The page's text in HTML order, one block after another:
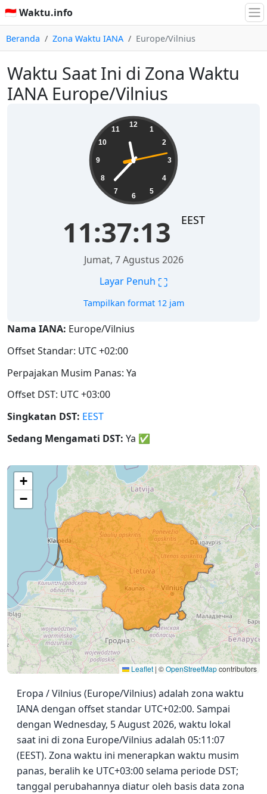
🇮🇩 Waktu.info
Beranda Zona Waktu IANA Europe/Vilnius
Waktu Saat Ini di Zona Waktu
IANA Europe/Vilnius
12
1
2
3
4
5
6
7
8
9
10
11
11:37:13 EEST
Jumat, 7 Agustus 2026
Layar Penuh ⛶
Tampilkan format 12 jam
Nama IANA: Europe/Vilnius
Offset Standar: UTC +02:00
Perpajakan Musim Panas: Ya
Offset DST: UTC +03:00
Singkatan DST: EEST
Sedang Mengamati DST: Ya ✅
+
−
Leaflet | ©OpenStreetMapcontributors
Eropa / Vilnius (Europe/Vilnius) adalah zona waktu
IANA dengan offset standar UTC+02:00. Sampai
dengan Wednesday, 5 August 2026, waktu lokal
saat ini di zona Europe/Vilnius adalah 05:11:07
(EEST). Zona waktu ini menerapkan waktu musim
panas, beralih ke UTC+03:00 selama periode DST;
tanggal perubahannya diatur oleh basis data zona